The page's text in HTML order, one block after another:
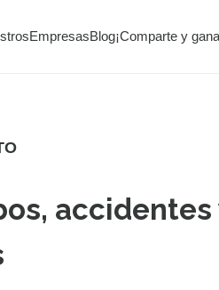
EmpresasBlog¡Comparte y
accidentes